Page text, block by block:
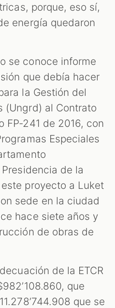
porque, eso sí,
energía quedaron
se conoce informe
que debía hacer
la Gestión del
(Ungrd) al Contrato
FP-241 de 2016, con
Especiales
de la
proyecto a Luket
sede en la ciudad
hace siete años y
de obras de
de la ETCR
que
que se